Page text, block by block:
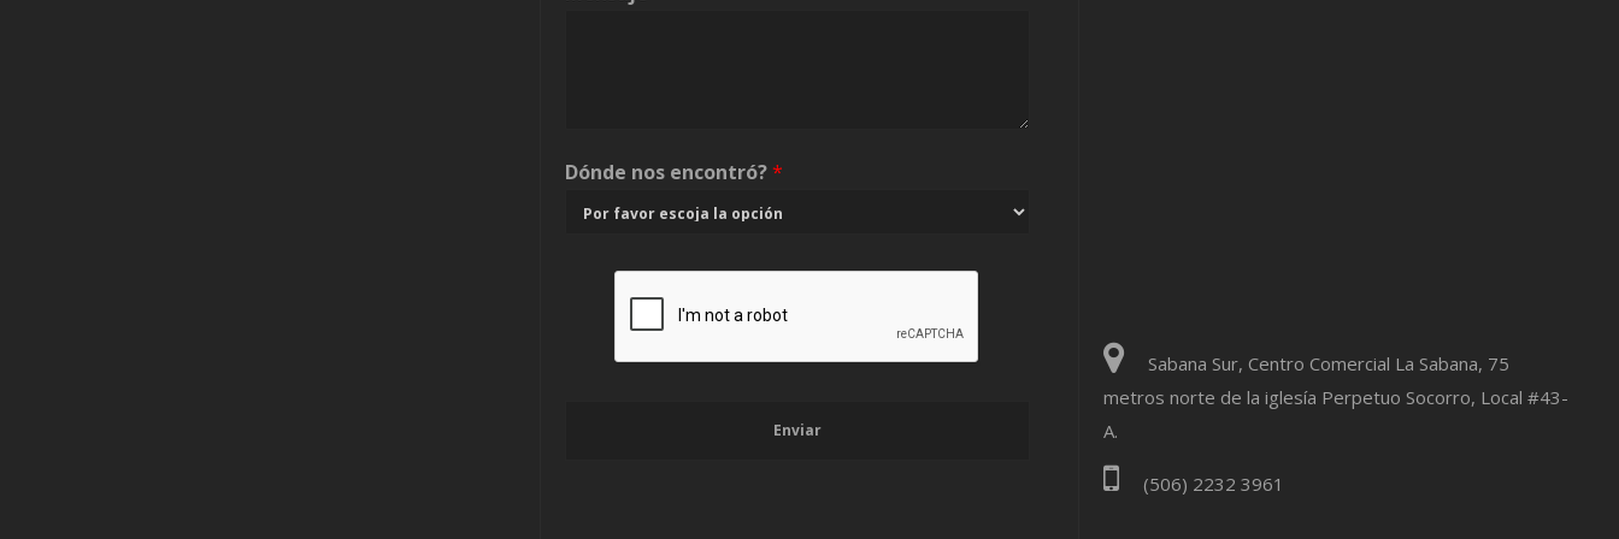
Dónde nos encontró?*
Enviar
Sabana Sur, Centro Comercial La Sabana, 75
metros norte de la iglesía Perpetuo Socorro, Local #43-
A.
(506) 2232 3961